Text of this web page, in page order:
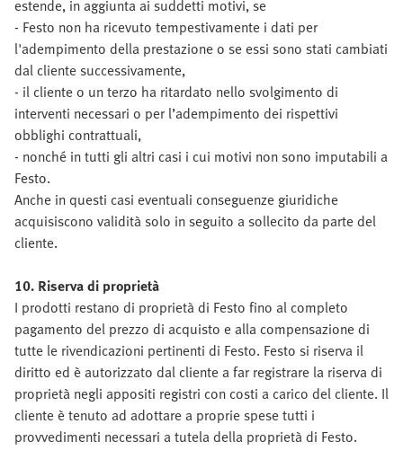
estende, in aggiunta ai suddetti motivi, se
- Festo non ha ricevuto tempestivamente i dati per
l'adempimento della prestazione o se essi sono stati cambiati
dal cliente successivamente,
- il cliente o un terzo ha ritardato nello svolgimento di
interventi necessari o per l’adempimento dei rispettivi
obblighi contrattuali,
- nonché in tutti gli altri casi i cui motivi non sono imputabili a
Festo.
Anche in questi casi eventuali conseguenze giuridiche
acquisiscono validità solo in seguito a sollecito da parte del
cliente.
10. Riserva di proprietà
I prodotti restano di proprietà di Festo fino al completo
pagamento del prezzo di acquisto e alla compensazione di
tutte le rivendicazioni pertinenti di Festo. Festo si riserva il
diritto ed è autorizzato dal cliente a far registrare la riserva di
proprietà negli appositi registri con costi a carico del cliente. Il
cliente è tenuto ad adottare a proprie spese tutti i
provvedimenti necessari a tutela della proprietà di Festo.